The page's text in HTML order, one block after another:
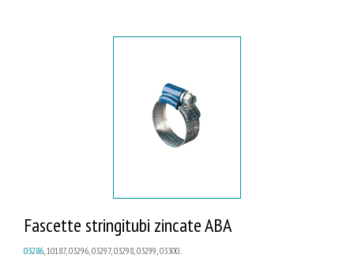
Fascette stringitubi zincate ABA
03286 , 10187, 03296, 03297, 03298, 03299, 03300...